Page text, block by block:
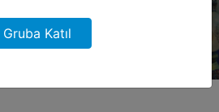
önemli günler
Gruba Katıl